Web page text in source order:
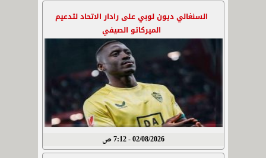
السنغالي ديون لوبي على رادار الاتحاد لتدعيم
الميركاتو الصيفي
02/08/2026 - 7:12 ص